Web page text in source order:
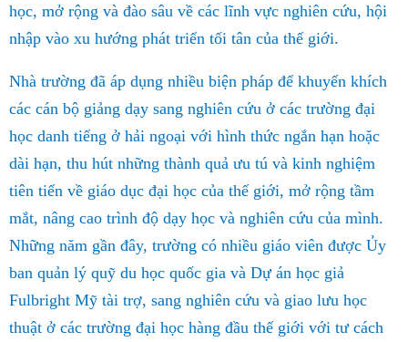
học, mở rộng và đào sâu về các lĩnh vực nghiên cứu, hội
nhập vào xu hướng phát triển tối tân của thế giới.
Nhà trường đã áp dụng nhiều biện pháp để khuyến khích
các cán bộ giảng dạy sang nghiên cứu ở các trường đại
học danh tiếng ở hải ngoại với hình thức ngắn hạn hoặc
dài hạn, thu hút những thành quả ưu tú và kinh nghiệm
tiên tiến về giáo dục đại học của thế giới, mở rộng tầm
mắt, nâng cao trình độ dạy học và nghiên cứu của mình.
Những năm gần đây, trường có nhiều giáo viên được Ủy
ban quản lý quỹ du học quốc gia và Dự án học giả
Fulbright Mỹ tài trợ, sang nghiên cứu và giao lưu học
thuật ở các trường đại học hàng đầu thế giới với tư cách